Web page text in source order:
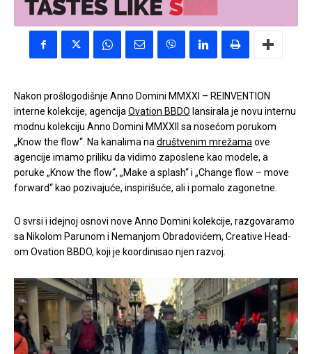
Nakon prošlogodišnje Anno Domini MMXXI – REINVENTION
interne kolekcije, agencija Ovation BBDO lansirala je novu internu
modnu kolekciju Anno Domini MMXXII sa nosećom porukom
„Know the flow“. Na kanalima na društvenim mrežama ove
agencije imamo priliku da vidimo zaposlene kao modele, a
poruke „Know the flow“, „Make a splash“ i „Change flow – move
forward“ kao pozivajuće, inspirišuće, ali i pomalo zagonetne.
O svrsi i idejnoj osnovi nove Anno Domini kolekcije, razgovaramo
sa Nikolom Parunom i Nemanjom Obradovićem, Creative Head-
om Ovation BBDO, koji je koordinisao njen razvoj.